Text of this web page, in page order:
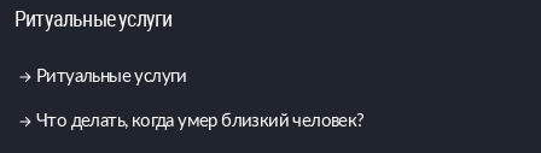
Ритуальные услуги
Ритуальные услуги
Что делать, когда умер близкий человек?